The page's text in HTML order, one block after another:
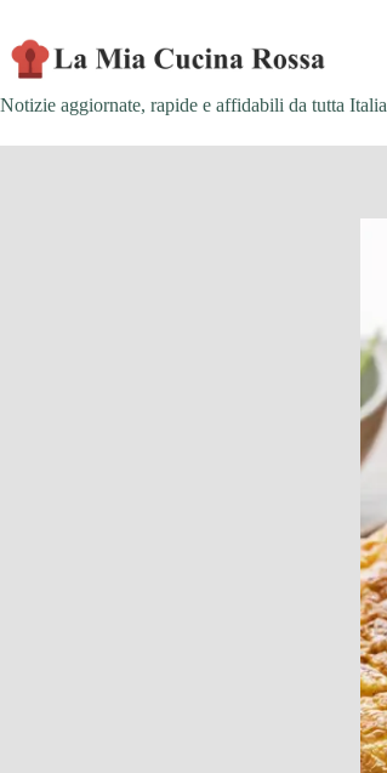
content
Notizie aggiornate, rapide e affidabili da tutta Italia